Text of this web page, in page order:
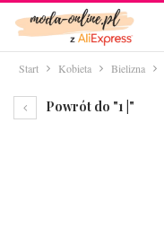
Start Kobieta Bielizna
Powrót do "1 |"